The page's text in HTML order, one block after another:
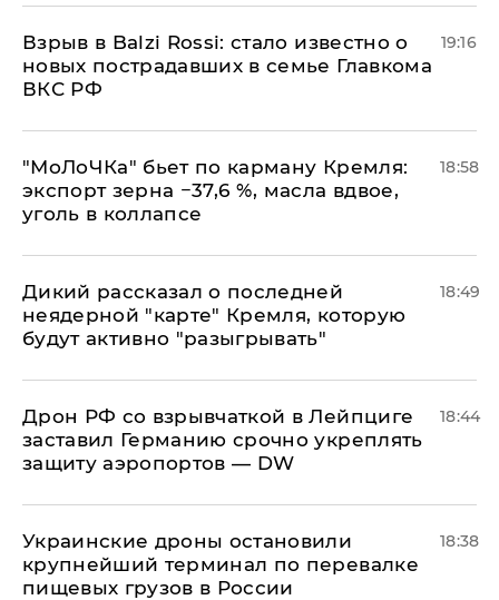
Взрыв в Balzi Rossi: стало известно о
новых пострадавших в семье Главкома
ВКС РФ
19:16
​"МоЛоЧКа" бьет по карману Кремля:
экспорт зерна −37,6 %, масла вдвое,
уголь в коллапсе
18:58
Дикий рассказал о последней
неядерной "карте" Кремля, которую
будут активно "разыгрывать"
18:49
​Дрон РФ со взрывчаткой в Лейпциге
заставил Германию срочно укреплять
защиту аэропортов — DW
18:44
Украинские дроны остановили
крупнейший терминал по перевалке
пищевых грузов в России
18:38